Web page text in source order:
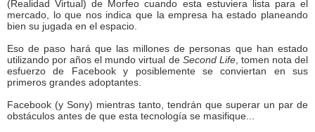
(Realidad Virtual) de Morfeo cuando esta estuviera lista para el
mercado, lo que nos indica que la empresa ha estado planeando
bien su jugada en el espacio.
Eso de paso hará que las millones de personas que han estado
utilizando por años el mundo virtual de Second Life, tomen nota del
esfuerzo de Facebook y posiblemente se conviertan en sus
primeros grandes adoptantes.
Facebook (y Sony) mientras tanto, tendrán que superar un par de
obstáculos antes de que esta tecnología se masifique...